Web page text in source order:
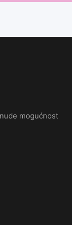
mogućnost